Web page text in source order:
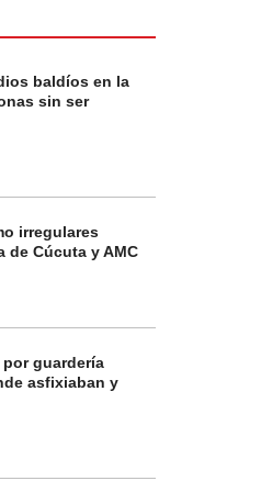
baldíos en la
sin ser
irregulares
de Cúcuta y AMC
guardería
asfixiaban y